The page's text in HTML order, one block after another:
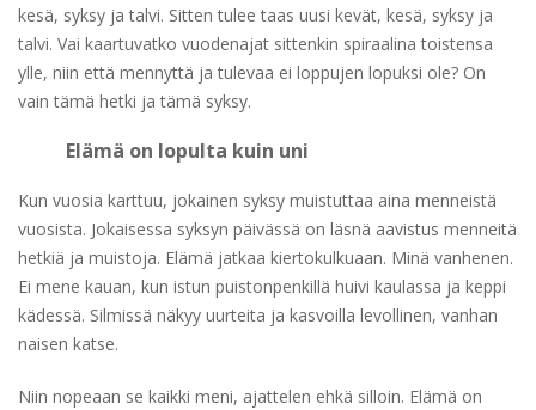
kesä, syksy ja talvi. Sitten tulee taas uusi kevät, kesä, syksy ja
talvi. Vai kaartuvatko vuodenajat sittenkin spiraalina toistensa
ylle, niin että mennyttä ja tulevaa ei loppujen lopuksi ole? On
vain tämä hetki ja tämä syksy.
Elämä on lopulta kuin uni
Kun vuosia karttuu, jokainen syksy muistuttaa aina menneistä
vuosista. Jokaisessa syksyn päivässä on läsnä aavistus menneitä
hetkiä ja muistoja. Elämä jatkaa kiertokulkuaan. Minä vanhenen.
Ei mene kauan, kun istun puistonpenkillä huivi kaulassa ja keppi
kädessä. Silmissä näkyy uurteita ja kasvoilla levollinen, vanhan
naisen katse.
Niin nopeaan se kaikki meni, ajattelen ehkä silloin. Elämä on